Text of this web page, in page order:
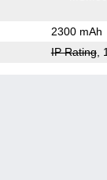
2300 mAh
IP Rating,